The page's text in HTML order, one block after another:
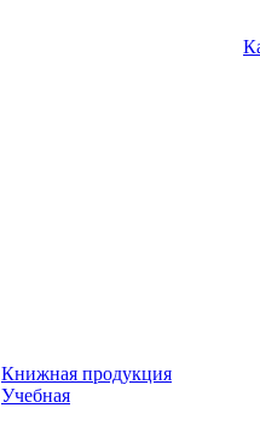
Книжная продукция
Учебная